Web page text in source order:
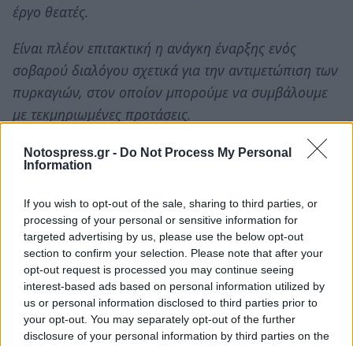
Notospress.gr - Do Not Process My Personal
Information
If you wish to opt-out of the sale, sharing to third parties, or
processing of your personal or sensitive information for
targeted advertising by us, please use the below opt-out
section to confirm your selection. Please note that after your
opt-out request is processed you may continue seeing
interest-based ads based on personal information utilized by
us or personal information disclosed to third parties prior to
your opt-out. You may separately opt-out of the further
disclosure of your personal information by third parties on the
έργο θεατές.
Είναι πλέον επιτακτική η ανάγκη έναρξης ενός
σοβαρού διαλόγου σχετικά για την αντιμετώπιση των
πυρκαγιών, στον οποίον μπορούμε να συμβάλουμε
με τεκμηριωμένες προτάσεις.
Αυτό σημαίνει πρόληψη και στην πρόληψη εμείς οι
Οικολόγοι της Πελοποννήσου δίνουμε
έχει έρθει η ώρα να πάρουμε γενναίες αποφάσεις και
όχι να λέμε κατόπιν εορτής τι έπρεπε να είχε γίνει».
Η κ. Λυμπεροπούλου ρωτά την Περιφερειακή Αρχή
Πελοποννήσου αν κρίνει απαραίτητη την επέκταση
της αντιπυρικής περιόδου στην Πελοπόννησο και
την καλεί να ανακοινώσει σε επίπεδο περιφερειακών